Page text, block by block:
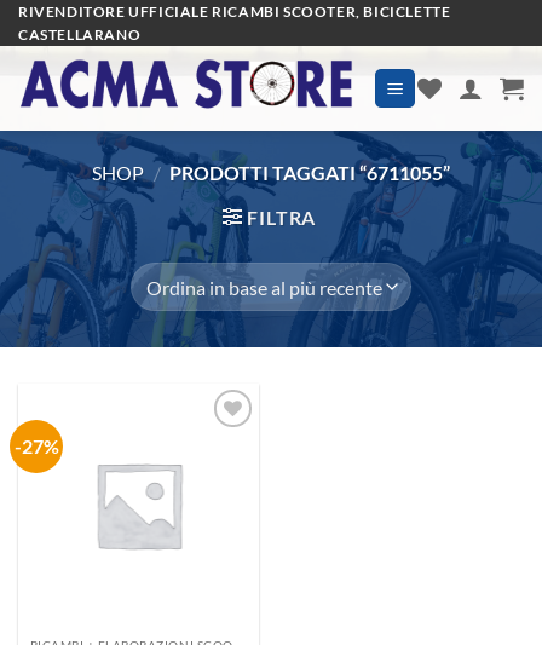
Salta
ai
contenuti
RIVENDITORE UFFICIALE RICAMBI SCOOTER, BICICLETTE
CASTELLARANO
SHOP / PRODOTTI TAGGATI “6711055”
FILTRA
-27%